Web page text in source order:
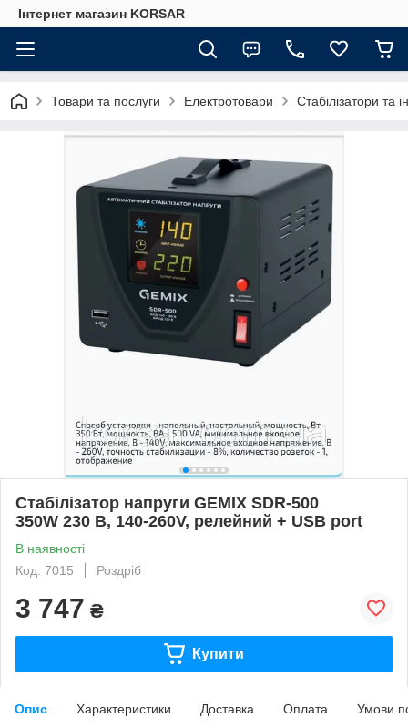
Iнтернет магазин KORSAR
Товари та послуги Електротовари Стабілізатори та
Стабілізатор напруги GEMIX SDR-500
350W 230 В, 140-260V, релейний + USB port
В наявності
Код: 7015
Роздріб
3 747 ₴
Купити
Опис Характеристики Доставка Оплата Умови